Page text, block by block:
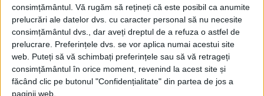
consimțământul. Vă rugăm să rețineți că este posibil ca anumite
prelucrări ale datelor dvs. cu caracter personal să nu necesite
consimțământul dvs., dar aveți dreptul de a refuza o astfel de
prelucrare. Preferințele dvs. se vor aplica numai acestui site
web. Puteți să vă schimbați preferințele sau să vă retrageți
consimțământul în orice moment, revenind la acest site și
făcând clic pe butonul "Confidențialitate" din partea de jos a
paginii web.
„Lucrările la aparat sunt în curs de
desfășurare într-o locație secretă”, a
declarat Eugene Gavrylov, directorul
general al Antonov, pentru ziarul
german Bild.